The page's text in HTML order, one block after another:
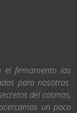
el firmamento las
para nosotros.
del cosmos,
un poco